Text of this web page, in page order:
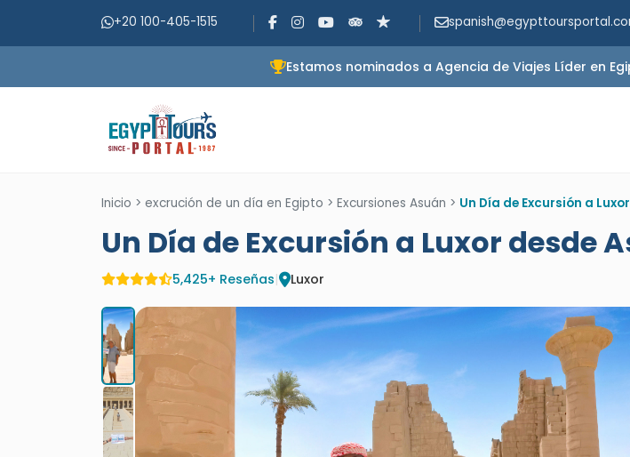
+20 100-405-1515
Estamos nominados a Agencia de Viajes Líder en
Inicio > excrución de un día en Egipto > Excursiones Asuán > Un Día de Excursión a
Un Día de Excursión a Luxor desde
5,425+ Reseñas| Luxor